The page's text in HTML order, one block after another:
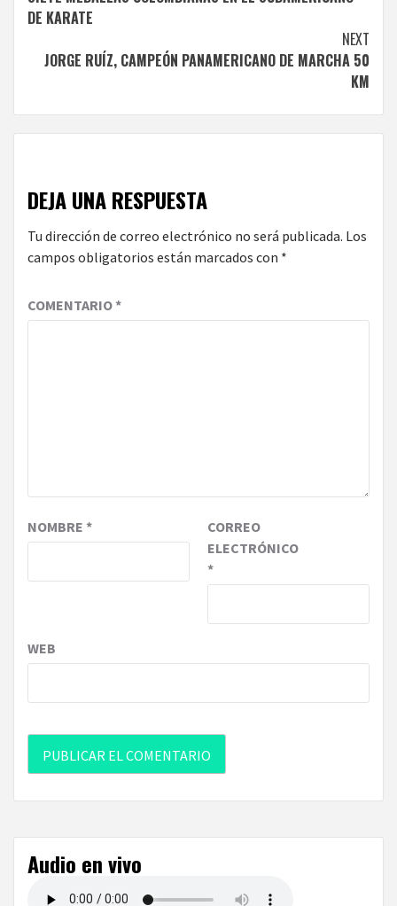
Reading
DE KARATE
NEXT
JORGE RUÍZ, CAMPEÓN PANAMERICANO DE MARCHA 50
KM
DEJA UNA RESPUESTA
Tu dirección de correo electrónico no será publicada. Los
campos obligatorios están marcados con *
COMENTARIO*
NOMBRE *
CORREO
ELECTRÓNICO
*
WEB
Audio en vivo